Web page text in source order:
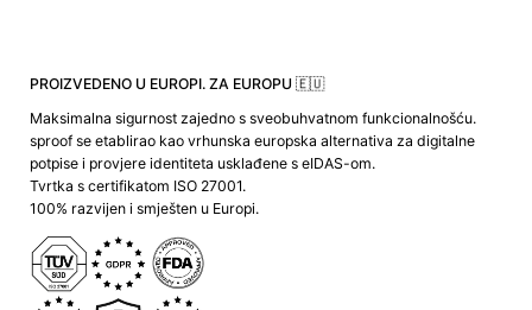
PROIZVEDENO U EUROPI. ZA EUROPU 🇪🇺
Maksimalna sigurnost zajedno s sveobuhvatnom funkcionalnošću.
sproof se etablirao kao vrhunska europska alternativa za digitalne
potpise i provjere identiteta usklađene s eIDAS-om.
Tvrtka s certifikatom ISO 27001.
100% razvijen i smješten u Europi.